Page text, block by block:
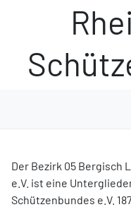
Der Bezirk 05 Bergisch
e.V. ist eine
Schützenbundes e.V.